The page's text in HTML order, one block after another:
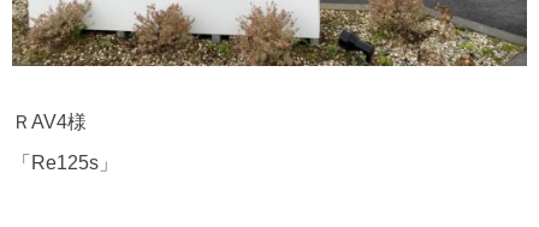
ＲAV4様
「Re125s」